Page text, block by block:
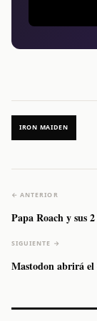
IRON MAIDEN
← ANTERIOR
Papa Roach y sus
SIGUIENTE →
Mastodon abrirá